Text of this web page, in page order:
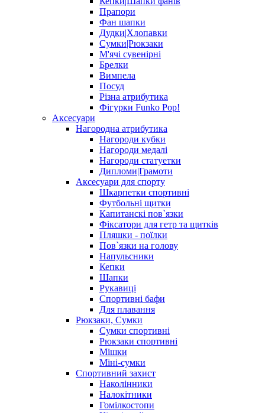
Прапори
Фан шапки
Дудки|Хлопавки
Сумки|Рюкзаки
М'ячі сувенірні
Брелки
Вимпела
Посуд
Різна атрибутика
Фігурки Funko Pop!
Аксесуари
Нагородна атрибутика
Нагороди кубки
Нагороди медалі
Нагороди статуетки
Дипломи|Грамоти
Аксесуари для спорту
Шкарпетки спортивні
Футбольні щитки
Капитанскі пов`язки
Фіксатори для гетр та щитків
Пляшки - поїлки
Пов`язки на голову
Напульсники
Кепки
Шапки
Рукавиці
Спортивні бафи
Для плавання
Рюкзаки, Сумки
Сумки спортивні
Рюкзаки спортивні
Мішки
Міні-сумки
Спортивний захист
Наколінники
Налокітники
Гомілкостопи